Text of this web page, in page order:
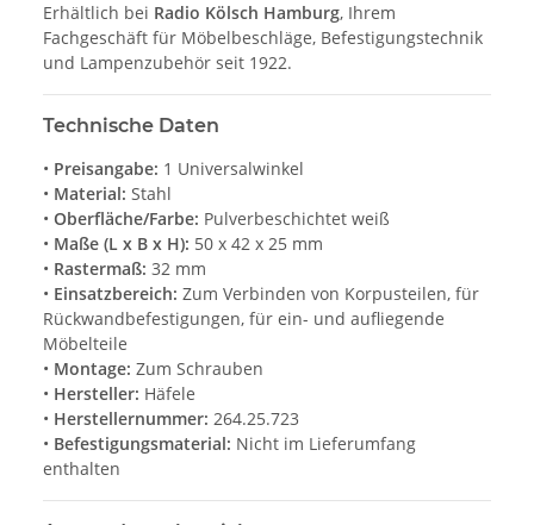
Erhältlich bei Radio Kölsch Hamburg, Ihrem
Fachgeschäft für Möbelbeschläge, Befestigungstechnik
und Lampenzubehör seit 1922.
Technische Daten
• Preisangabe: 1 Universalwinkel
• Material: Stahl
• Oberfläche/Farbe: Pulverbeschichtet weiß
• Maße (L x B x H): 50 x 42 x 25 mm
• Rastermaß: 32 mm
• Einsatzbereich: Zum Verbinden von Korpusteilen, für
Rückwandbefestigungen, für ein- und aufliegende
Möbelteile
• Montage: Zum Schrauben
• Hersteller: Häfele
• Herstellernummer: 264.25.723
• Befestigungsmaterial: Nicht im Lieferumfang
enthalten